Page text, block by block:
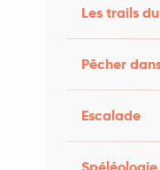
Les trails
Pêcher
Escalade
104€ pour
d'hôtes)